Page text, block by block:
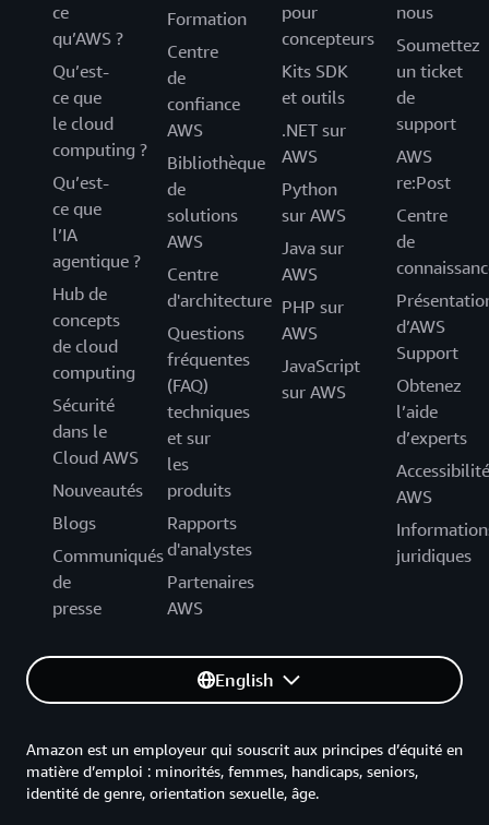
ce
qu’AWS ?
Qu’est-
ce que
le cloud
computing ?
Qu’est-
ce que
l’IA
agentique ?
Hub de
concepts
de cloud
computing
Sécurité
dans le
Cloud AWS
Nouveautés
Blogs
Communiqués
de
presse
Formation
Centre
de
confiance
AWS
Bibliothèque
de
solutions
AWS
Centre
d'architecture
Questions
fréquentes
(FAQ)
techniques
et sur
les
produits
Rapports
d'analystes
Partenaires
AWS
pour
concepteurs
Kits SDK
et outils
.NET sur
AWS
Python
sur AWS
Java sur
AWS
PHP sur
AWS
JavaScript
sur AWS
nous
Soumettez
un ticket
de
support
AWS
re:Post
Centre
de
d’AWS
Support
Obtenez
l’aide
d’experts
Accessibilité
AWS
juridiques
English
Amazon est un employeur qui souscrit aux principes d’équité en
matière d’emploi : minorités, femmes, handicaps, seniors,
identité de genre, orientation sexuelle, âge.